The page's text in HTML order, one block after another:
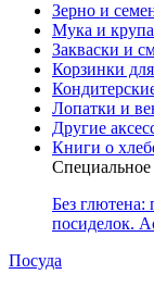
Зерно и
Мука и крупа
Закваски и
Корзинки
Лопатки и
Другие
Книги о
Без
посиделок.
Посуда